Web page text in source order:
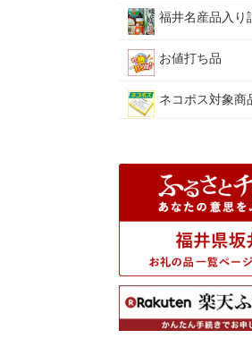
福井名産品入り
お値打ち品
ネコポス対象商